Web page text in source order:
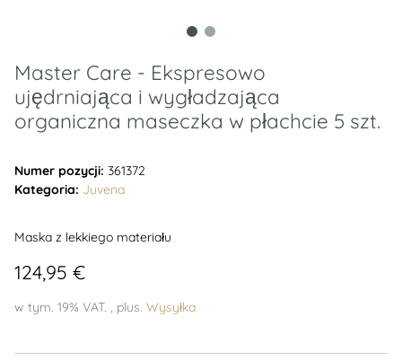
Master Care - Ekspresowo
ujędrniająca i wygładzająca
organiczna maseczka w płachcie 5 szt.
Numer pozycji: 361372
Kategoria: Juvena
Maska z lekkiego materiału
124,95 €
w tym. 19% VAT. , plus. Wysyłka